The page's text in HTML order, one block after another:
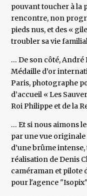
pouvant toucher à la
rencontre, non
pieds nus, et des «
troubler sa vie
… De son côté,
Médaille d’or
Paris, photographe
d’accueil « Les
Roi Philippe et de la
… Et si nous aimons
par une vue
d’une brûme
réalisation de Denis
caméraman et pilote
pour l'agence